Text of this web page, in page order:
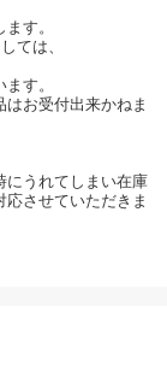
す。
ては、
す。
お受付出来かねま
うれてしまい在庫
させていただきま